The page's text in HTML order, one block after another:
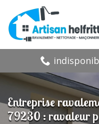
Entreprise
79230 : ravaleur